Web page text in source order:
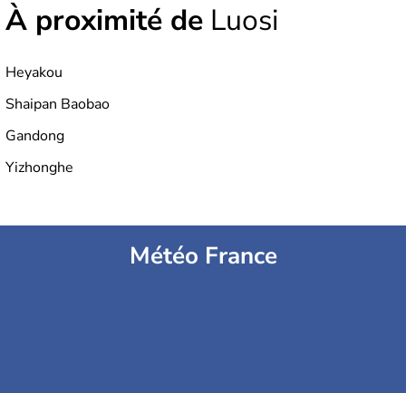
À proximité de Luosi
Heyakou
Shaipan Baobao
Gandong
Yizhonghe
Météo France